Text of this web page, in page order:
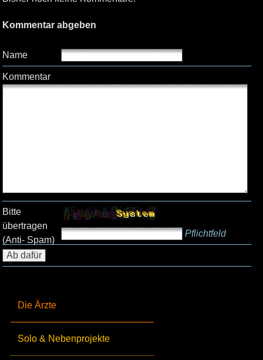
Die Ärzte
Solo & Nebenprojekte
Kommentar abgeben
Name
Kommentar
Bitte
übertragen
(Anti- Spam)
Pflichtfeld